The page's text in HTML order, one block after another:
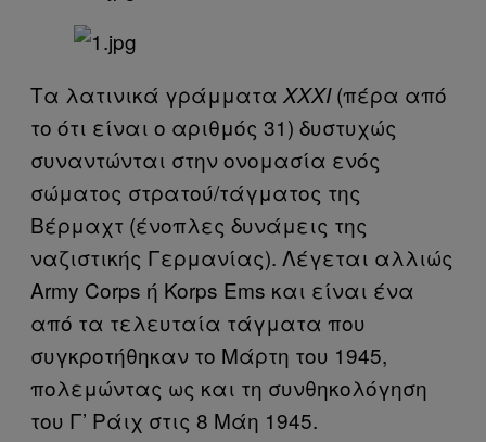
Τα λατινικά γράμματα XXXI(πέρα από
το ότι είναι ο αριθμός 31) δυστυχώς
συναντώνται στην ονομασία ενός
σώματος στρατού/τάγματος της
Βέρμαχτ (ένοπλες δυνάμεις της
ναζιστικής Γερμανίας). Λέγεται αλλιώς
Army Corps ή Korps Ems και είναι ένα
από τα τελευταία τάγματα που
συγκροτήθηκαν το Μάρτη του 1945,
πολεμώντας ως και τη συνθηκολόγηση
του Γ’ Ράιχ στις 8 Μάη 1945.